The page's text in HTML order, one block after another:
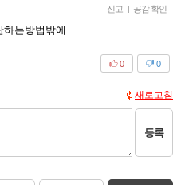
신고 | 공감 확인
는방법밖에
0
0
새로고침
등록